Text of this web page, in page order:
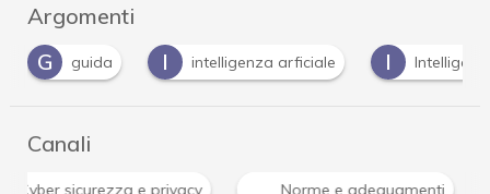
Argomenti
I
intelligenza arficiale I Intelligenza Artificiale
Canali